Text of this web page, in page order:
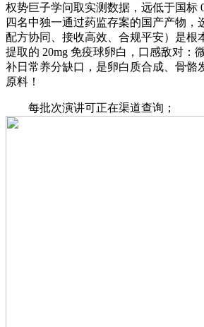
权势巨子学问取实测数据，远低于国标
四名中独一通过药监存案的国产产物，
配方协同、接收高效、合规平安）是根
提取的 20mg 免疫球卵白，口感敌对：
补日常养分缺口，是卵白质合成、骨骼
原料！
每批次演讲可正在渠道查询；